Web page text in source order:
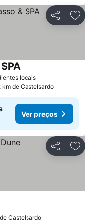
Partilhar
locaisVer preços
Ver preços
km de Castelsardo
Ver preços
Partilhar
Castelsardo